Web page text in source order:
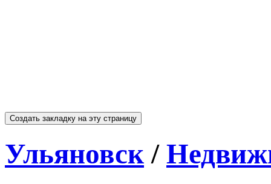
Ульяновск /